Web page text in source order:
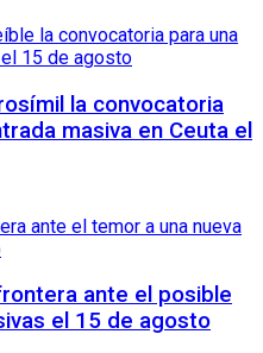
la convocatoria
masiva en Ceuta el
ante el posible
el 15 de agosto